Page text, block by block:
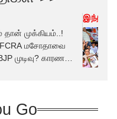
முக்கியம்..!
FCRA மசோதாவை
முடிவு? காரணம்
இந்தியா
Go